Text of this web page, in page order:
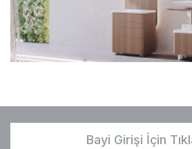
Bayi Girişi İçin